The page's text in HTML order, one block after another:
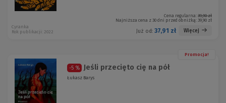
Cena regularna: 39,90 zł
Najniższa cena z 30 dni przed obniżką: 39,90 zł
Już od: 37,91 zł Więcej
Cyranka
Rok publikacji: 2022
Promocja!
-5 % Jeśli przecięto cię na pół
Łukasz Barys